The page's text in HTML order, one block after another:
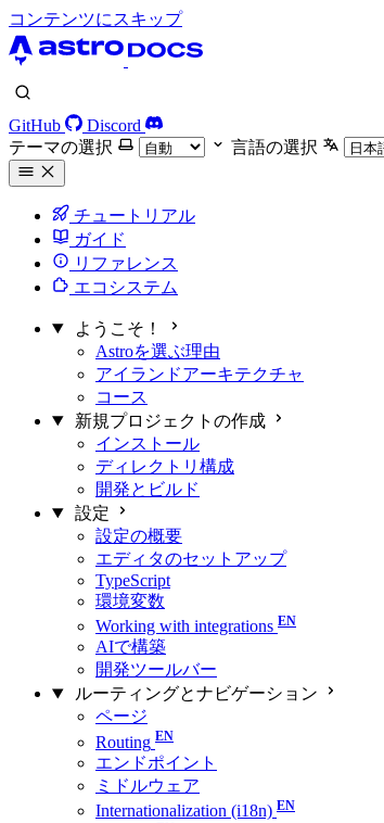
コンテンツにスキップ
GitHub
Discord
テーマの選択
言語の選択
チュートリアル
ガイド
リファレンス
エコシステム
ようこそ！
Astroを選ぶ理由
アイランドアーキテクチャ
コース
新規プロジェクトの作成
インストール
ディレクトリ構成
開発とビルド
設定
設定の概要
エディタのセットアップ
TypeScript
環境変数
Working with integrations
AIで構築
開発ツールバー
ルーティングとナビゲーション
ページ
Routing
エンドポイント
ミドルウェア
Internationalization (i18n)